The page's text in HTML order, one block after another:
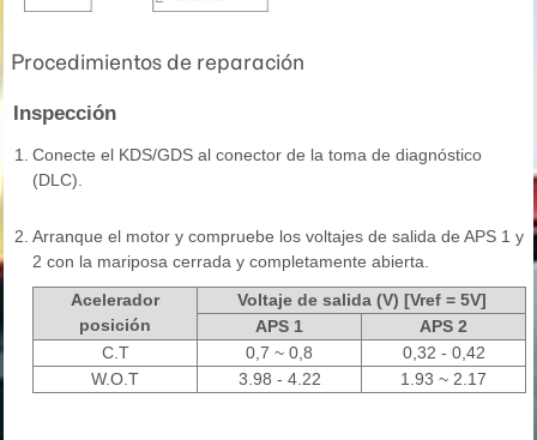
Procedimientos de reparación
Inspección
1.
Conecte el KDS/GDS al conector de la toma de diagnóstico
(DLC).
2. Arranque el motor y compruebe los voltajes de salida de APS 1 y
2 con la mariposa cerrada y completamente abierta.
Acelerador
posición
Voltaje de salida (V) [Vref = 5V]
APS 1
APS 2
C.T
0,7 ~ 0,8
0,32 - 0,42
W.O.T
3.98 - 4.22 1.93 ~ 2.17